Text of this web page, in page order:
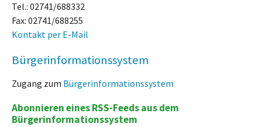
Tel.: 02741/688332
Fax: 02741/688255
Kontakt per E-Mail
Bürgerinformationssystem
Zugang zum Bürgerinformationssystem
Abonnieren eines RSS-Feeds aus dem
Bürgerinformationssystem